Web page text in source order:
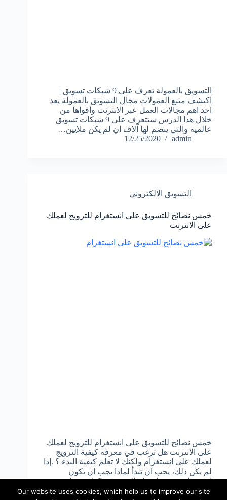
التسويق بالعمولة تعرف على 9 شبكات تسويق |
اكتشف منبع العمولات مجال التسويق بالعمولة يعد
احد اهم مجالات العمل عبر الانترنت وأقواها من
خلال هذا الدرس ستتعرف على 9 شبكات تسويق
عالمية والتي ينضم لها آلاف ان لم يكن ملايين…
admin
12/25/2020
التسويق الالكتروني
خمس نصائح للتسويق على انستغرام للترويج لعملك
على الانترنت
خمس نصائح للتسويق على انستغرام للترويج لعملك
على الانترنت هل ترغب في معرفة كيفية الترويج
لعملك على انستغرام ولكنك لا تعلم كيفية البدء ؟ .إذا
لم يكن ذلك، يجب ان تبدأ لماذا يجب ان يكون
انستغرام موضع اهتمام المسوقين؟ .انستغرام…
admin
05/05/2020
Our website uses cookies, which help us to improve our site